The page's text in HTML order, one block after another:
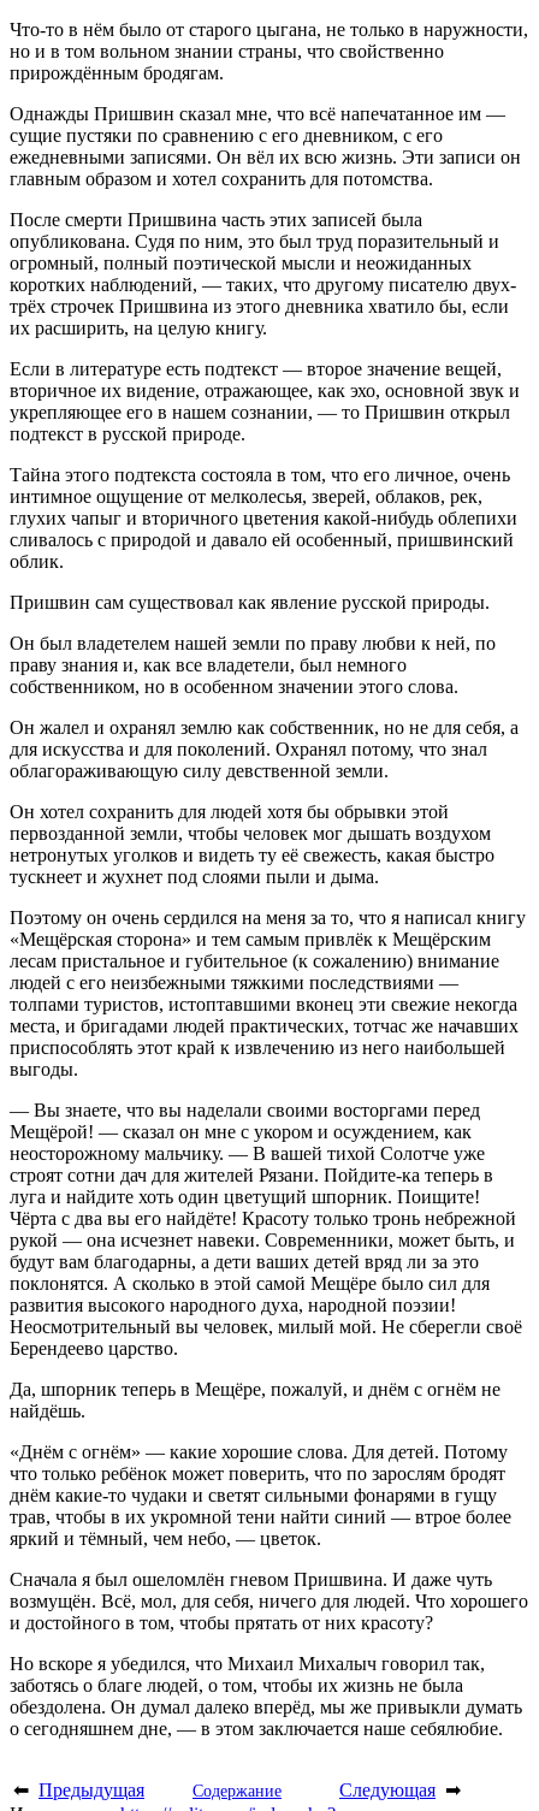
Что-то в нём было от старого цыгана, не только в наружности,
но и в том вольном знании страны, что свойственно
прирождённым бродягам.
Однажды Пришвин сказал мне, что всё напечатанное им —
сущие пустяки по сравнению с его дневником, с его
ежедневными записями. Он вёл их всю жизнь. Эти записи он
главным образом и хотел сохранить для потомства.
После смерти Пришвина часть этих записей была
опубликована. Судя по ним, это был труд поразительный и
огромный, полный поэтической мысли и неожиданных
коротких наблюдений, — таких, что другому писателю двух-
трёх строчек Пришвина из этого дневника хватило бы, если
их расширить, на целую книгу.
Если в литературе есть подтекст — второе значение вещей,
вторичное их видение, отражающее, как эхо, основной звук и
укрепляющее его в нашем сознании, — то Пришвин открыл
подтекст в русской природе.
Тайна этого подтекста состояла в том, что его личное, очень
интимное ощущение от мелколесья, зверей, облаков, рек,
глухих чапыг и вторичного цветения какой-нибудь облепихи
сливалось с природой и давало ей особенный, пришвинский
облик.
Пришвин сам существовал как явление русской природы.
Он был владетелем нашей земли по праву любви к ней, по
праву знания и, как все владетели, был немного
собственником, но в особенном значении этого слова.
Он жалел и охранял землю как собственник, но не для себя, а
для искусства и для поколений. Охранял потому, что знал
облагораживающую силу девственной земли.
Он хотел сохранить для людей хотя бы обрывки этой
первозданной земли, чтобы человек мог дышать воздухом
нетронутых уголков и видеть ту её свежесть, какая быстро
тускнеет и жухнет под слоями пыли и дыма.
Поэтому он очень сердился на меня за то, что я написал книгу
«Мещёрская сторона» и тем самым привлёк к Мещёрским
лесам пристальное и губительное (к сожалению) внимание
людей с его неизбежными тяжкими последствиями —
толпами туристов, истоптавшими вконец эти свежие некогда
места, и бригадами людей практических, тотчас же начавших
приспособлять этот край к извлечению из него наибольшей
выгоды.
— Вы знаете, что вы наделали своими восторгами перед
Мещёрой! — сказал он мне с укором и осуждением, как
неосторожному мальчику. — В вашей тихой Солотче уже
строят сотни дач для жителей Рязани. Пойдите-ка теперь в
луга и найдите хоть один цветущий шпорник. Поищите!
Чёрта с два вы его найдёте! Красоту только тронь небрежной
рукой — она исчезнет навеки. Современники, может быть, и
будут вам благодарны, а дети ваших детей вряд ли за это
поклонятся. А сколько в этой самой Мещёре было сил для
развития высокого народного духа, народной поэзии!
Неосмотрительный вы человек, милый мой. Не сберегли своё
Берендеево царство.
Да, шпорник теперь в Мещёре, пожалуй, и днём с огнём не
найдёшь.
«Днём с огнём» — какие хорошие слова. Для детей. Потому
что только ребёнок может поверить, что по зарослям бродят
днём какие-то чудаки и светят сильными фонарями в гущу
трав, чтобы в их укромной тени найти синий — втрое более
яркий и тёмный, чем небо, — цветок.
Сначала я был ошеломлён гневом Пришвина. И даже чуть
возмущён. Всё, мол, для себя, ничего для людей. Что хорошего
и достойного в том, чтобы прятать от них красоту?
Но вскоре я убедился, что Михаил Михалыч говорил так,
заботясь о благе людей, о том, чтобы их жизнь не была
обездолена. Он думал далеко вперёд, мы же привыкли думать
о сегодняшнем дне, — в этом заключается наше себялюбие.
⬅ Предыдущая Содержание Следующая ➡